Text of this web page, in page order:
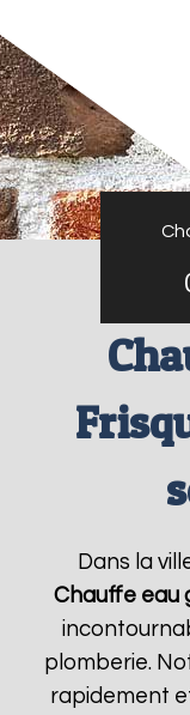
Dans la
Chauffe eau
plomberie.
rapidement